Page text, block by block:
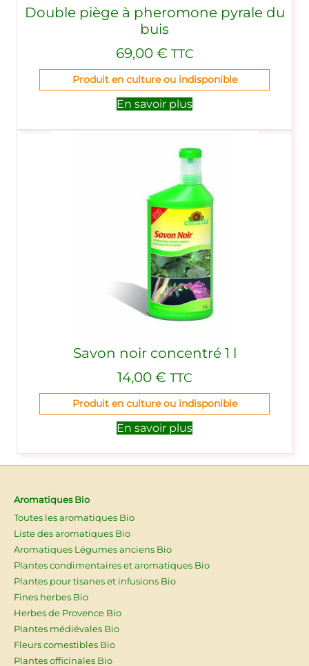
Double piège à pheromone pyrale du
buis
69,00 € TTC
Produit en culture ou indisponible
En savoir plus
Savon noir concentré 1 l
14,00 € TTC
Produit en culture ou indisponible
En savoir plus
Aromatiques Bio
Toutes les aromatiques Bio
Liste des aromatiques Bio
Aromatiques Légumes anciens Bio
Plantes condimentaires et aromatiques Bio
Plantes pour tisanes et infusions Bio
Fines herbes Bio
Herbes de Provence Bio
Plantes médiévales Bio
Fleurs comestibles Bio
Plantes officinales Bio